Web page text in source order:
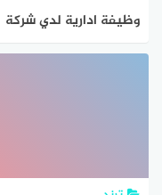
وظيفة ادارية لدي شركة
الملاحة الجوية للجنسين